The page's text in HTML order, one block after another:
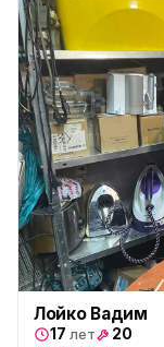
Лойко Вадим
17 лет 20